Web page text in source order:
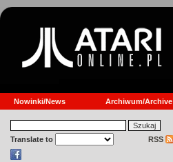
Nowinki/News Archiwum/Archive
Translate to RSS